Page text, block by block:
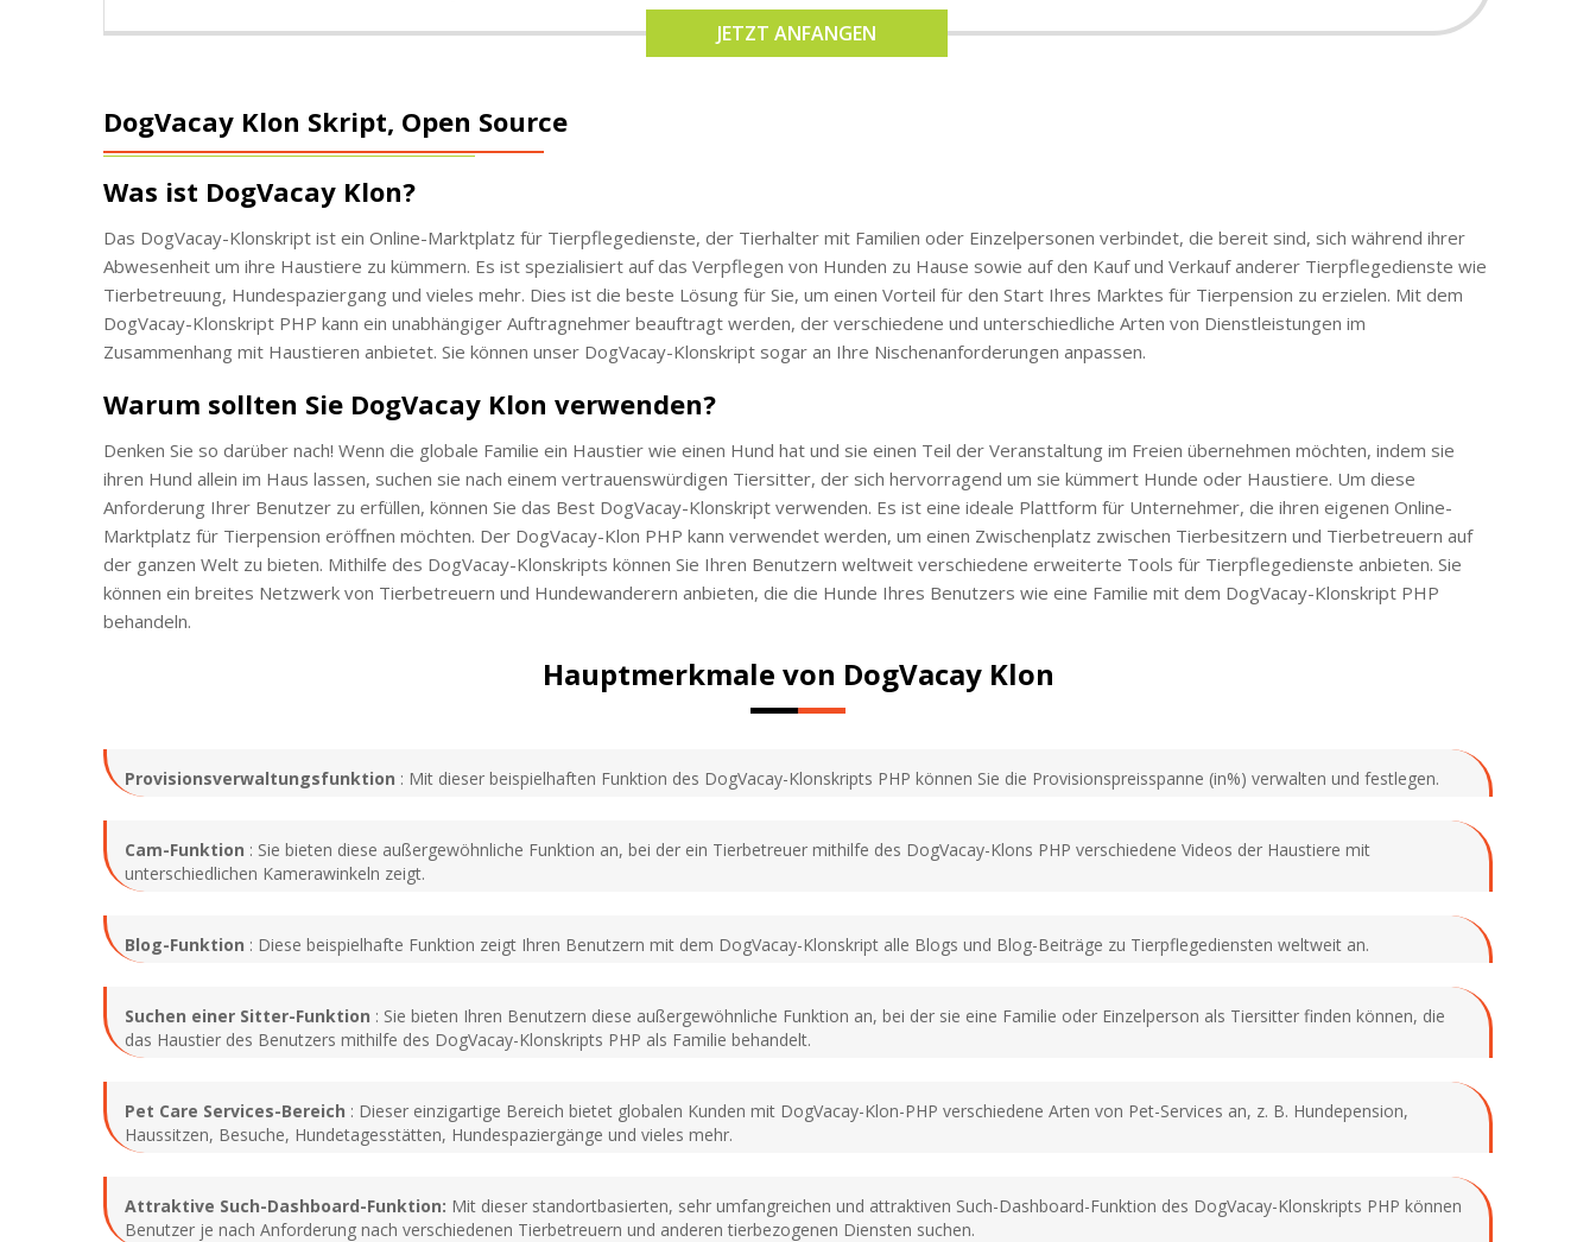
JETZT ANFANGEN
DogVacay Klon Skript, Open Source
Was ist DogVacay Klon?
Das DogVacay-Klonskript ist ein Online-Marktplatz für Tierpflegedienste, der Tierhalter mit Familien oder Einzelpersonen verbindet, die bereit sind, sich während ihrer
Abwesenheit um ihre Haustiere zu kümmern. Es ist spezialisiert auf das Verpflegen von Hunden zu Hause sowie auf den Kauf und Verkauf anderer Tierpflegedienste wie
Tierbetreuung, Hundespaziergang und vieles mehr. Dies ist die beste Lösung für Sie, um einen Vorteil für den Start Ihres Marktes für Tierpension zu erzielen. Mit dem
DogVacay-Klonskript PHP kann ein unabhängiger Auftragnehmer beauftragt werden, der verschiedene und unterschiedliche Arten von Dienstleistungen im
Zusammenhang mit Haustieren anbietet. Sie können unser DogVacay-Klonskript sogar an Ihre Nischenanforderungen anpassen.
Warum sollten Sie DogVacay Klon verwenden?
Denken Sie so darüber nach! Wenn die globale Familie ein Haustier wie einen Hund hat und sie einen Teil der Veranstaltung im Freien übernehmen möchten, indem sie
ihren Hund allein im Haus lassen, suchen sie nach einem vertrauenswürdigen Tiersitter, der sich hervorragend um sie kümmert Hunde oder Haustiere. Um diese
Anforderung Ihrer Benutzer zu erfüllen, können Sie das Best DogVacay-Klonskript verwenden. Es ist eine ideale Plattform für Unternehmer, die ihren eigenen Online-
Marktplatz für Tierpension eröffnen möchten. Der DogVacay-Klon PHP kann verwendet werden, um einen Zwischenplatz zwischen Tierbesitzern und Tierbetreuern auf
der ganzen Welt zu bieten. Mithilfe des DogVacay-Klonskripts können Sie Ihren Benutzern weltweit verschiedene erweiterte Tools für Tierpflegedienste anbieten. Sie
können ein breites Netzwerk von Tierbetreuern und Hundewanderern anbieten, die die Hunde Ihres Benutzers wie eine Familie mit dem DogVacay-Klonskript PHP
behandeln.
Hauptmerkmale von DogVacay Klon
Provisionsverwaltungsfunktion : Mit dieser beispielhaften Funktion des DogVacay-Klonskripts PHP können Sie die Provisionspreisspanne (in%) verwalten und festlegen.
Cam-Funktion : Sie bieten diese außergewöhnliche Funktion an, bei der ein Tierbetreuer mithilfe des DogVacay-Klons PHP verschiedene Videos der Haustiere mit
unterschiedlichen Kamerawinkeln zeigt.
Blog-Funktion : Diese beispielhafte Funktion zeigt Ihren Benutzern mit dem DogVacay-Klonskript alle Blogs und Blog-Beiträge zu Tierpflegediensten weltweit an.
Suchen einer Sitter-Funktion : Sie bieten Ihren Benutzern diese außergewöhnliche Funktion an, bei der sie eine Familie oder Einzelperson als Tiersitter finden können, die
das Haustier des Benutzers mithilfe des DogVacay-Klonskripts PHP als Familie behandelt.
Pet Care Services-Bereich : Dieser einzigartige Bereich bietet globalen Kunden mit DogVacay-Klon-PHP verschiedene Arten von Pet-Services an, z. B. Hundepension,
Haussitzen, Besuche, Hundetagesstätten, Hundespaziergänge und vieles mehr.
Attraktive Such-Dashboard-Funktion: Mit dieser standortbasierten, sehr umfangreichen und attraktiven Such-Dashboard-Funktion des DogVacay-Klonskripts PHP können
Benutzer je nach Anforderung nach verschiedenen Tierbetreuern und anderen tierbezogenen Diensten suchen.